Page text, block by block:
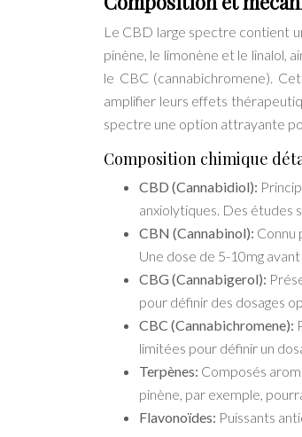
Le CBD large spectre contient
pinène, le limonène et le linalol,
le CBC (cannabichromene).
amplifier leurs effets
spectre une option attrayante
Composition chimique
CBD (Cannabidiol):
anxiolytiques. Des études
CBN (Cannabinol): Connu
Une dose de 5-10mg
CBG (Cannabigerol):
pour définir des dosages
CBC (Cannabichromene):
limitées pour définir un
Terpènes: Composés
pinène, par exemple,
Flavonoïdes: Puissants